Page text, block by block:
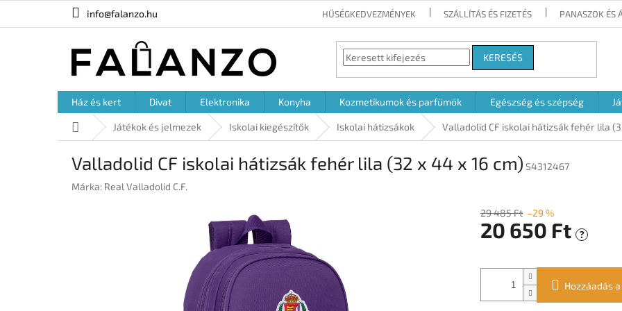
info@falanzo.hu HŰSÉGKEDVEZMÉNYEK SZÁLLÍTÁS ÉS FIZETÉS PANASZOK ÉS
KERESÉS
Ház és kert Divat Elektronika Konyha Kozmetikumok és parfümök Egészség és szépség
KezdőlapJátékok és jelmezek Iskolai kiegészítők Iskolai hátizsákok Valladolid CF iskolai hátizsák fehér lila
Valladolid CF iskolai hátizsák fehér lila (32 x 44 x 16 cm) S4312467
Márka: Real Valladolid C.F.
29 485 Ft –29 %
20 650 Ft ?
Hozzáadás